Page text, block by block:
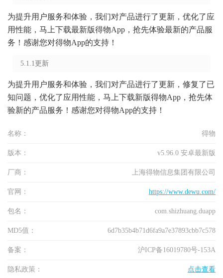
为提升用户服务和体验，我们对产品进行了更新，优化了应
用性能，马上下载最新版得物App，抢先体验最新的产品服
务！感谢您对得物App的支持！
5.1.1更新
为提升用户服务和体验，我们对产品进行了更新，修复了已
知问题，优化了应用性能，马上下载新版得物App，抢先体
验新的产品服务！感谢您对得物App的支持！
名称： 得物
版本： v5.96.0 安卓最新版
厂商： 上海得物信息集团有限公司
官网： https://www.dewu.com/
包名： com.shizhuang.duapp
MD5值： 6d7b35b4b71d6fa9a7e37893cbb7c578
备案： 沪ICP备16019780号-153A
隐私政策： 点击查看